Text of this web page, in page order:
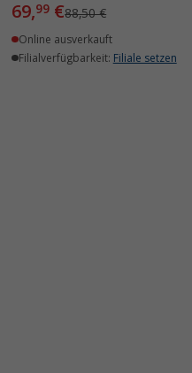
69,99 €88,50 €
Online ausverkauft
Filialverfügbarkeit: Filiale setzen